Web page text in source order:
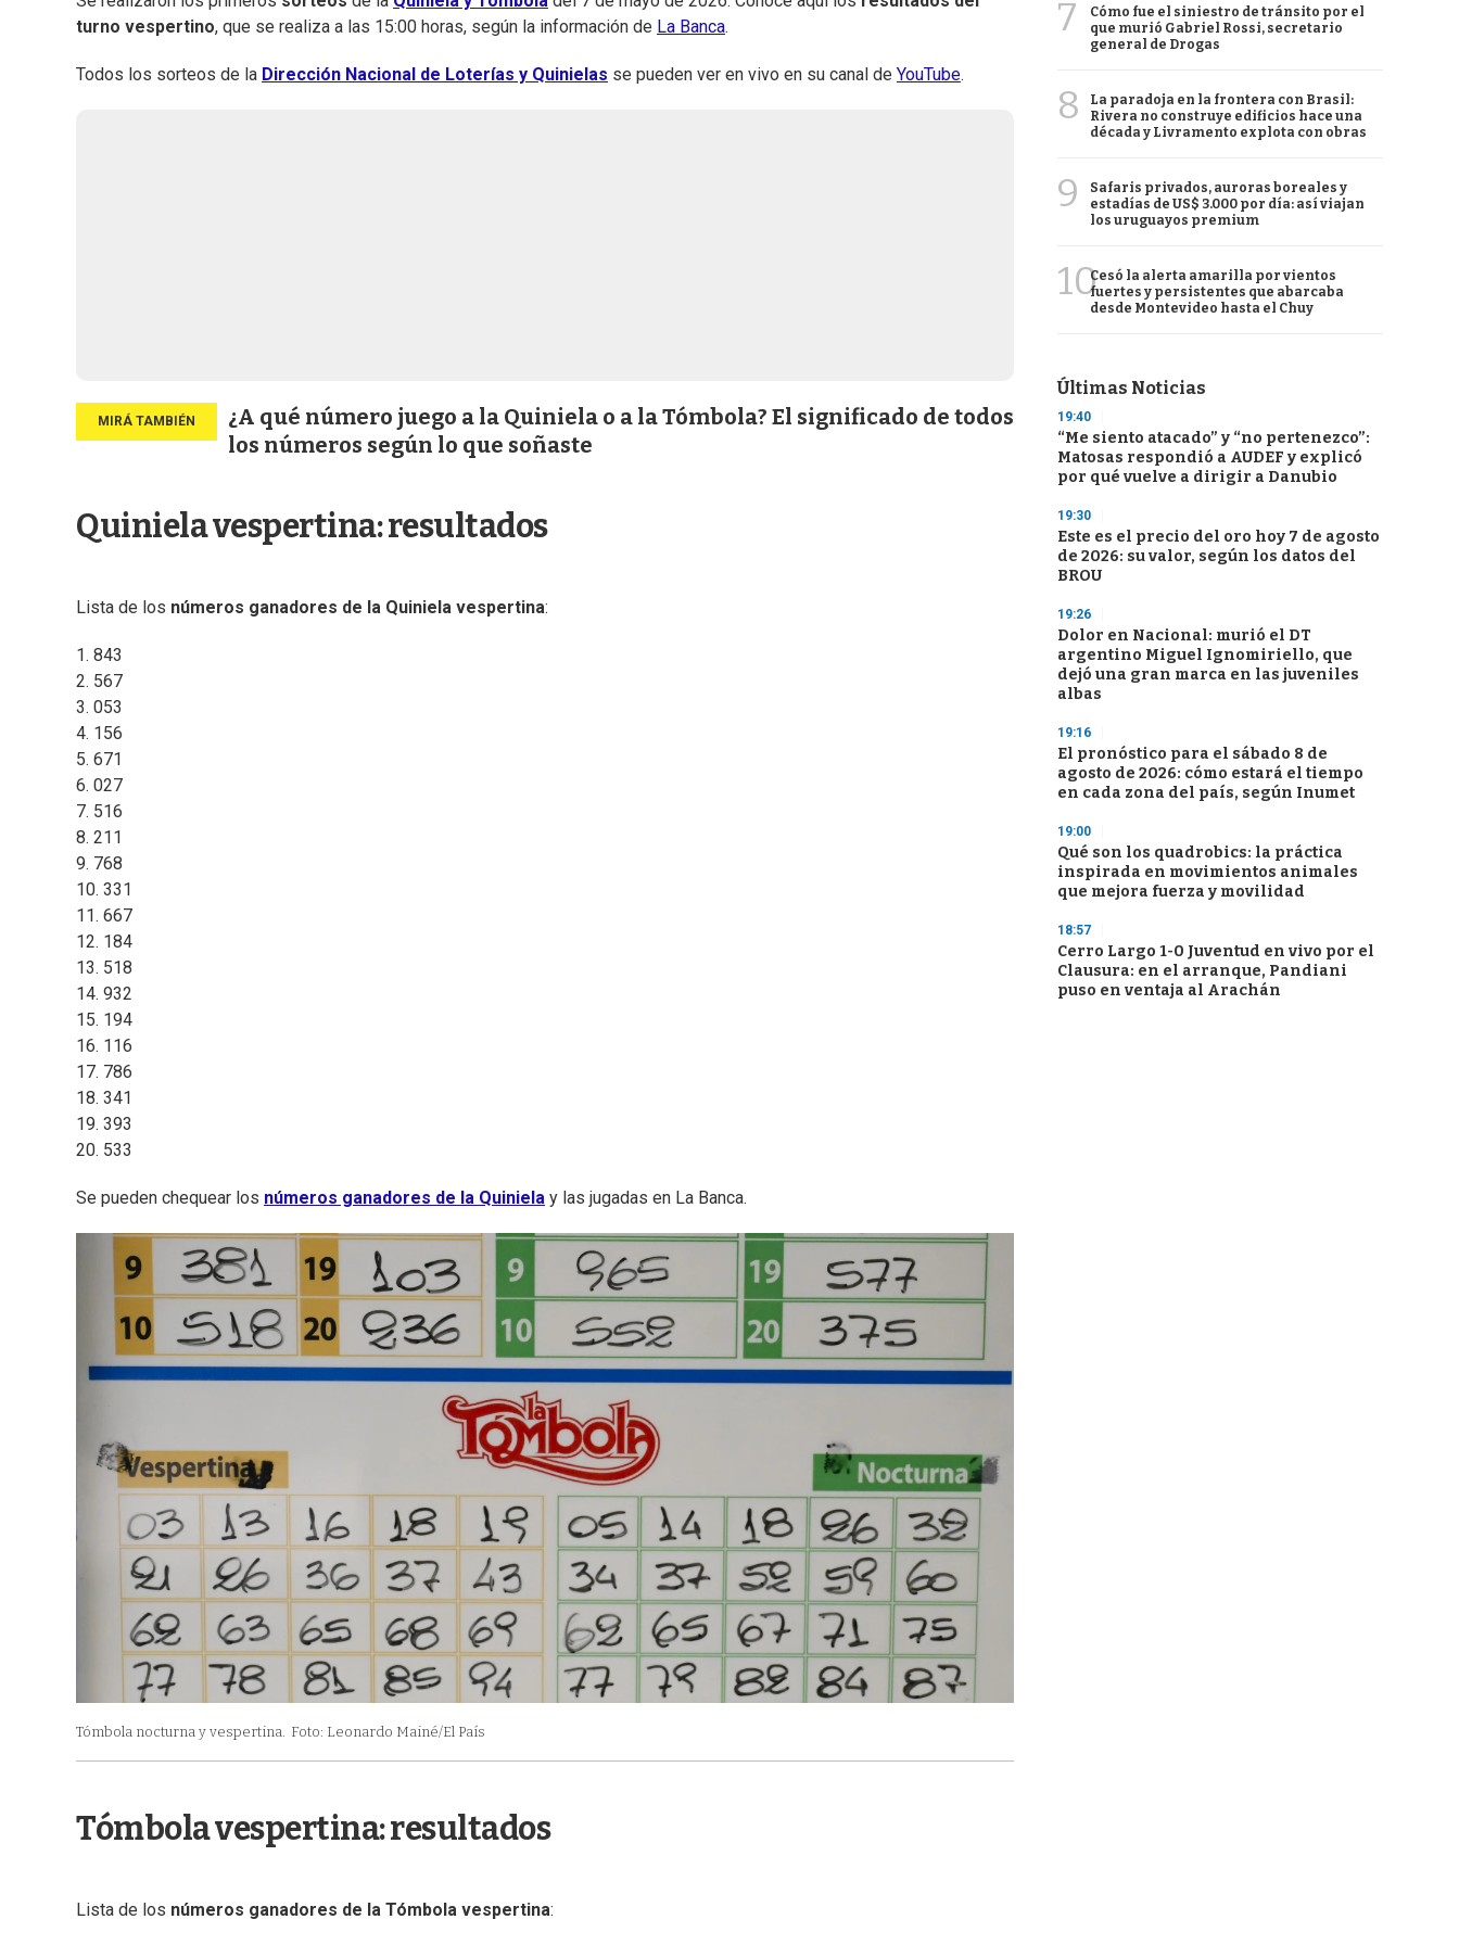
turno vespertino, que se realiza a las 15:00 horas, según la información de La Banca.
Todos los sorteos de la Dirección Nacional de Loterías y Quinielas se pueden ver en vivo en su canal de YouTube.
¿A qué número juego a la Quiniela o a la Tómbola? El significado de todos
los números según lo que soñaste
Quiniela vespertina: resultados
Lista de los números ganadores de la Quiniela vespertina:
1. 843
2. 567
3. 053
4. 156
5. 671
6. 027
7. 516
8. 211
9. 768
10. 331
11. 667
12. 184
13. 518
14. 932
15. 194
16. 116
17. 786
18. 341
19. 393
20. 533
Se pueden chequear los números ganadores de la Quiniela y las jugadas en La Banca.
Tómbola nocturna y vespertina. Foto: Leonardo Mainé/El País
Tómbola vespertina: resultados
Lista de los números ganadores de la Tómbola vespertina:
7
Cómo fue el siniestro de tránsito por el
que murió Gabriel Rossi, secretario
general de Drogas
8
La paradoja en la frontera con Brasil:
Rivera no construye edificios hace una
década y Livramento explota con obras
9
Safaris privados, auroras boreales y
estadías de US$ 3.000 por día: así viajan
los uruguayos premium
10Cesó la alerta amarilla por vientos
fuertes y persistentes que abarcaba
desde Montevideo hasta el Chuy
Últimas Noticias
19:40
“Me siento atacado” y “no pertenezco”:
Matosas respondió a AUDEF y explicó
por qué vuelve a dirigir a Danubio
19:30
Este es el precio del oro hoy 7 de agosto
de 2026: su valor, según los datos del
BROU
19:26
Dolor en Nacional: murió el DT
argentino Miguel Ignomiriello, que
dejó una gran marca en las juveniles
albas
19:16
El pronóstico para el sábado 8 de
agosto de 2026: cómo estará el tiempo
en cada zona del país, según Inumet
19:00
Qué son los quadrobics: la práctica
inspirada en movimientos animales
que mejora fuerza y movilidad
18:57
Cerro Largo 1-0 Juventud en vivo por el
Clausura: en el arranque, Pandiani
puso en ventaja al Arachán